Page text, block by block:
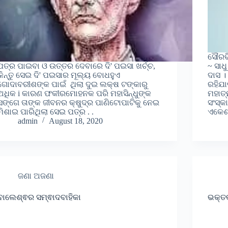
ପାଇବା ଓ ଉତ୍ତର ଦେବାରେ ଦି' ପଇସା ଖର୍ଚ୍ଚ,
ସେଇ ଦି' ପଇସାର ମୂଲ୍ୟ ବୋଧହୁଏ
ପାଇଁ ଥିଲା ଦୁଇ ଲକ୍ଷ ଟଙ୍କାରୁ
i କାରଣ ଫକୀରମୋହନକ ପରି ମହାସିନ୍ଧୁଙ୍କ
ତାଙ୍କ ଜୀବନର କ୍ଷୁଦ୍ର ପାଣିଟୋପାଟିକୁ ନେଇ
ପାରିଥିଲା ସେଇ ପତ୍ର . .
admin
August 18, 2020
~
ଦାସ
ଜଣା ଅଜଣା
ସମ୍ଵାଦବାହିକା